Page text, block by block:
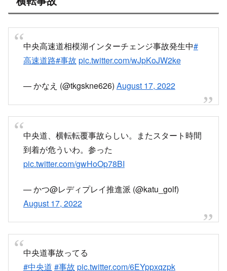
中央高速道相模湖インターチェンジ事故発生中#
高速道路#事故 pic.twitter.com/wJpKoJW2ke
— かなえ (@tkgskne626) August 17, 2022
中央道、横転転覆事故らしい。またスタート時間
到着が危ういわ。参った
pic.twitter.com/gwHoOp78BI
— かつ@レディプレイ推進派 (@katu_golf)
August 17, 2022
中央道事故ってる
#中央道 #事故 pic.twitter.com/6EYppxqzpk